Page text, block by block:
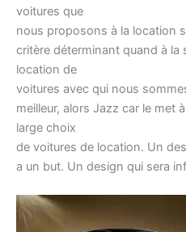
voitures que
nous proposons à la location
critère déterminant quand à
location de
voitures avec qui nous
meilleur, alors Jazz car le met
large choix
de voitures de location. Un
a un but. Un design qui sera